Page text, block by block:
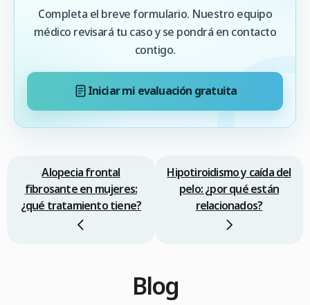
Completa el breve formulario. Nuestro equipo
médico revisará tu caso y se pondrá en contacto
contigo.
Iniciar mi evaluación gratuita
Alopecia frontal
fibrosante en mujeres:
¿qué tratamiento tiene?
Hipotiroidismo y caída del
pelo: ¿por qué están
relacionados?
Blog